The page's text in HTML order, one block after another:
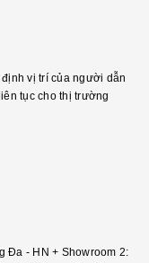
vị trí của người dẫn
tục cho thị trường
Đa - HN + Showroom 2: